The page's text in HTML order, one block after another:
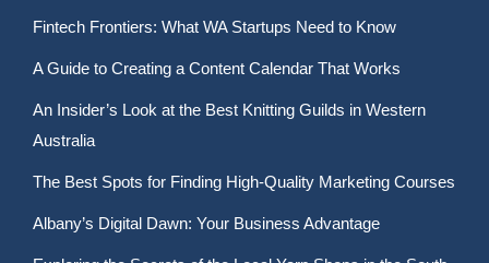
Fintech Frontiers: What WA Startups Need to Know
A Guide to Creating a Content Calendar That Works
An Insider’s Look at the Best Knitting Guilds in Western
Australia
The Best Spots for Finding High-Quality Marketing Courses
Albany’s Digital Dawn: Your Business Advantage